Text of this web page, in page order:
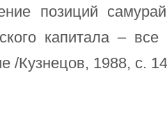
позиций
капитала –
/Кузнецов, 1988, с.